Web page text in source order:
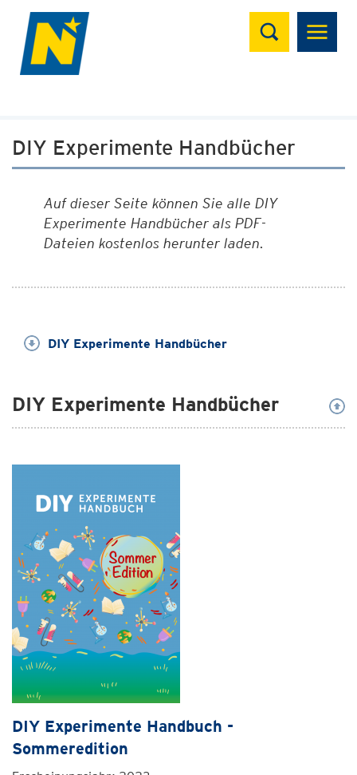
Suchen
DIY Experimente Handbücher
Auf dieser Seite können Sie alle DIY
Experimente Handbücher als PDF-
Dateien kostenlos herunter laden.
DIY Experimente Handbücher
DIY Experimente Handbücher
DIY Experimente Handbuch -
Sommeredition